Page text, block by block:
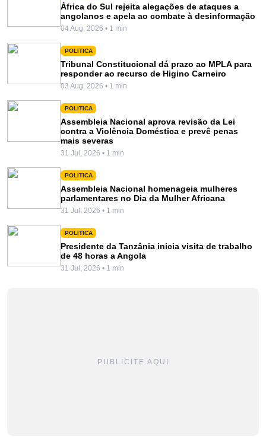
África do Sul rejeita alegações de ataques a
angolanos e apela ao combate à desinformação
04 Aug, 2026 • 1 min
POLITICA
Tribunal Constitucional dá prazo ao MPLA para
responder ao recurso de Higino Carneiro
03 Aug, 2026 • 1 min
POLITICA
Assembleia Nacional aprova revisão da Lei
contra a Violência Doméstica e prevê penas
mais severas
31 Jul, 2026 • 1 min
POLITICA
Assembleia Nacional homenageia mulheres
parlamentares no Dia da Mulher Africana
31 Jul, 2026 • 1 min
POLITICA
Presidente da Tanzânia inicia visita de trabalho
de 48 horas a Angola
31 Jul, 2026 • 1 min
PUBLICITE AQUI